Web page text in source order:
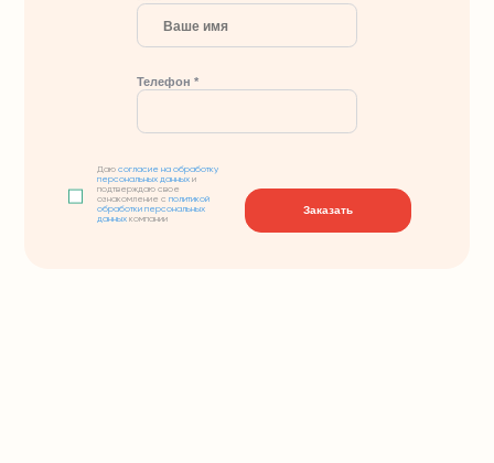
Телефон *
Даюсогласие на обработку
персональных данных и
подтверждаю свое
ознакомление сполитикой
обработки персональных
данных компании
Заказать